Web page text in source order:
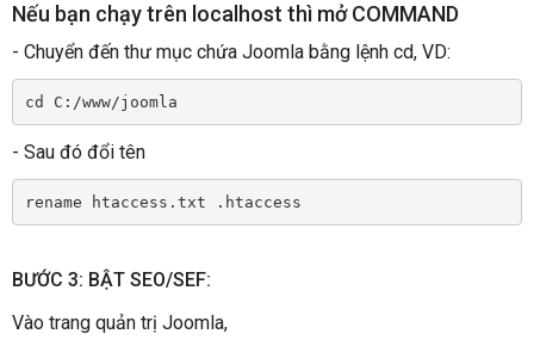
Nếu bạn chạy trên localhost thì mở COMMAND
- Chuyển đến thư mục chứa Joomla bằng lệnh cd, VD:
cd C:/www/joomla
- Sau đó đổi tên
rename htaccess.txt .htaccess
BƯỚC 3: BẬT SEO/SEF:
Vào trang quản trị Joomla,